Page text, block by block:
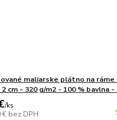
maliarske plátno na ráme
2 cm - 320 g/m2 - 100 % bavlna -
/ks
€ bez DPH